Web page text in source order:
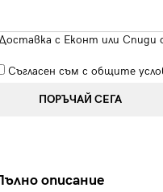
с Еконт или
Съгласен съм с общите
ПОРЪЧАЙ СЕГА
описание